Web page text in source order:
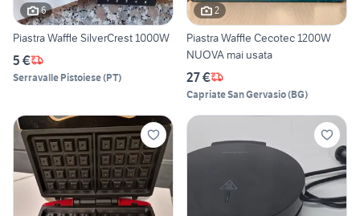
6
Piastra Waffle SilverCrest 1000W
5 €
Serravalle Pistoiese(PT)
2
Piastra Waffle Cecotec 1200W
NUOVA mai usata
27 €
Capriate San Gervasio(BG)